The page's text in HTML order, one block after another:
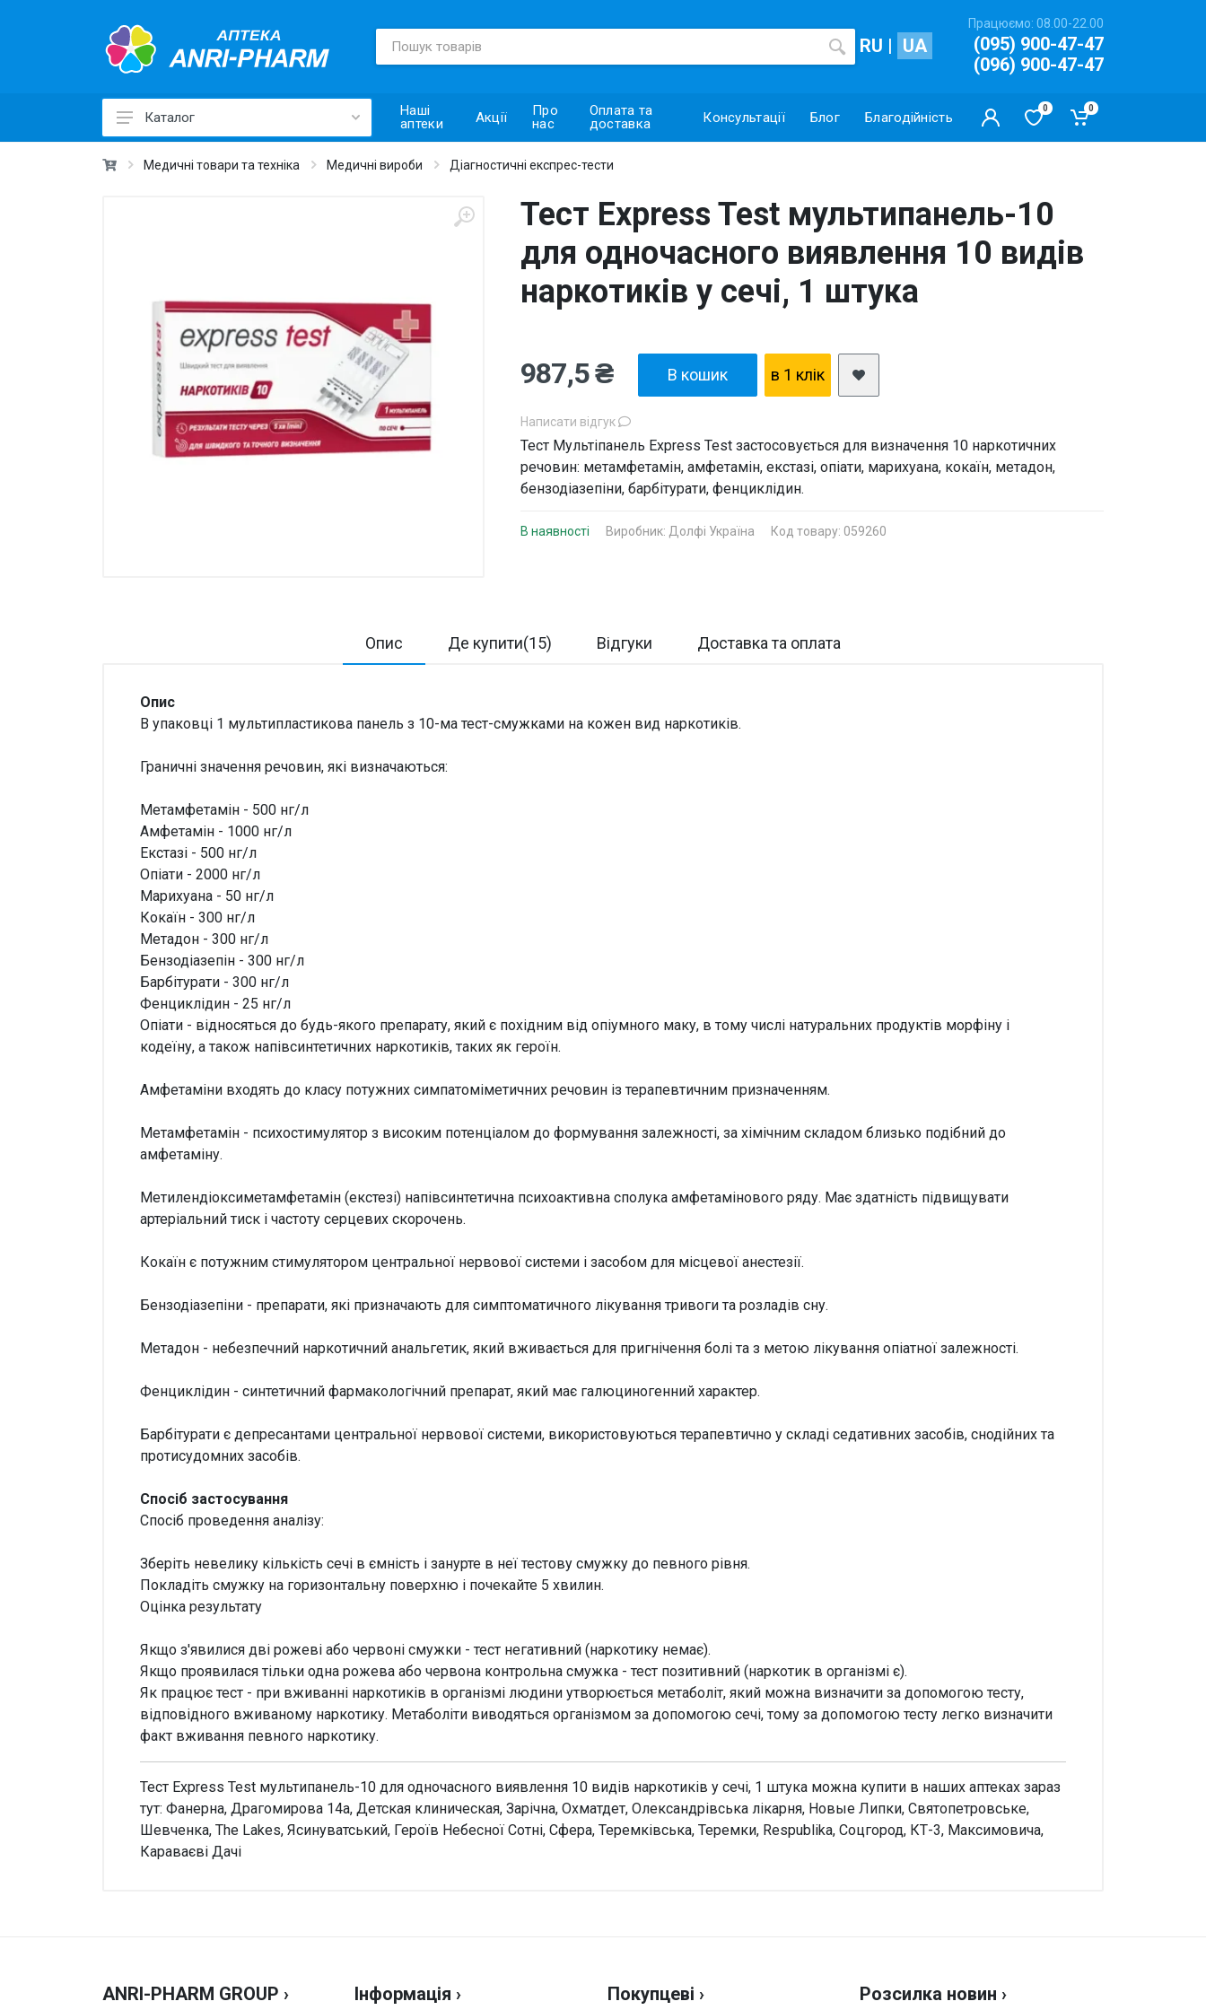
RU | UA
Працюємо: 08.00-22.00
(095) 900-47-47
(096) 900-47-47
Каталог
Лікарські засоби ›
Вітаміни та добавки ›
Щоденна гігієна ›
Для дітей та мам ›
Товари для дому ›
Косметика CODERMA KIDS
Наші
аптеки
Акції
Про
нас
Оплата та
доставка
Консультації Блог Благодійність
0 0
Медичні товари та техніка Медичні вироби Діагностичні експрес-тести
Тест Express Test мультипанель-10
для одночасного виявлення 10 видів
наркотиків у сечі, 1 штука
Написати відгук
Тест Мультіпанель Express Test застосовується для визначення 10 наркотичних
речовин: метамфетамін, амфетамін, екстазі, опіати, марихуана, кокаїн, метадон,
бензодіазепіни, барбітурати, фенциклідин.
В наявності Виробник: Долфі Україна Код товару: 059260
987,5 ₴ В кошик в 1 клiк
Опис Де купити(15) Відгуки Доставка та оплата
Опис
В упаковці 1 мультипластикова панель з 10-ма тест-смужками на кожен вид наркотиків.
Граничні значення речовин, які визначаються:
Метамфетамін - 500 нг/л
Амфетамін - 1000 нг/л
Екстазі - 500 нг/л
Опіати - 2000 нг/л
Марихуана - 50 нг/л
Кокаїн - 300 нг/л
Метадон - 300 нг/л
Бензодіазепін - 300 нг/л
Барбітурати - 300 нг/л
Фенциклідин - 25 нг/л
Опіати - відносяться до будь-якого препарату, який є похідним від опіумного маку, в тому числі натуральних продуктів морфіну і
кодеїну, а також напівсинтетичних наркотиків, таких як героїн.
Амфетаміни входять до класу потужних симпатоміметичних речовин із терапевтичним призначенням.
Метамфетамін - психостимулятор з високим потенціалом до формування залежності, за хімічним складом близько подібний до
амфетаміну.
Метилендіоксиметамфетамін (екстезі) напівсинтетична психоактивна сполука амфетамінового ряду. Має здатність підвищувати
артеріальний тиск і частоту серцевих скорочень.
Кокаїн є потужним стимулятором центральної нервової системи і засобом для місцевої анестезії.
Бензодіазепіни - препарати, які призначають для симптоматичного лікування тривоги та розладів сну.
Метадон - небезпечний наркотичний анальгетик, який вживається для пригнічення болі та з метою лікування опіатної залежності.
Фенциклідин - синтетичний фармакологічний препарат, який має галюциногенний характер.
Барбітурати є депресантами центральної нервової системи, використовуються терапевтично у складі седативних засобів, снодійних та
протисудомних засобів.
Спосіб застосування
Спосіб проведення аналізу:
Зберіть невелику кількість сечі в ємність і занурте в неї тестову смужку до певного рівня.
Покладіть смужку на горизонтальну поверхню і почекайте 5 хвилин.
Оцінка результату
Якщо з'явилися дві рожеві або червоні смужки - тест негативний (наркотику немає).
Якщо проявилася тільки одна рожева або червона контрольна смужка - тест позитивний (наркотик в організмі є).
Як працює тест - при вживанні наркотиків в організмі людини утворюється метаболіт, який можна визначити за допомогою тесту,
відповідного вживаному наркотику. Метаболіти виводяться організмом за допомогою сечі, тому за допомогою тесту легко визначити
факт вживання певного наркотику.
Тест Express Test мультипанель-10 для одночасного виявлення 10 видів наркотиків у сечі, 1 штука можна купити в наших аптеках зараз
тут: Фанерна, Драгомирова 14а, Детская клиническая, Зарічна, Охматдет, Олександрівська лікарня, Новые Липки, Святопетровське,
Шевченка, The Lakes, Ясинуватський, Героїв Небесної Сотні, Сфера, Теремківська, Теремки, Respublika, Соцгород, КТ-3, Максимовича,
Караваєві Дачі
ANRI-PHARM GROUP › Інформація › Покупцеві › Розсилка новин ›